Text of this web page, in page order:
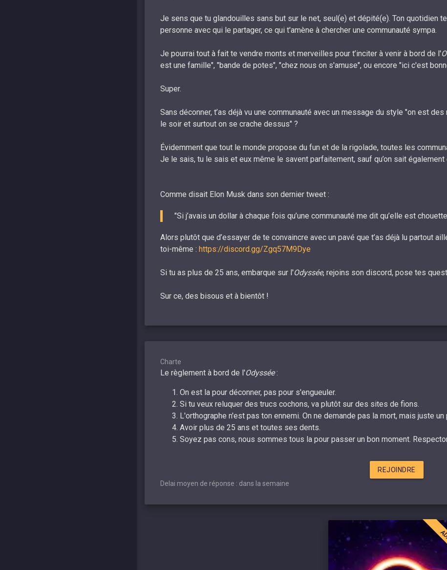
Je sens que tu glandouilles sans but sur le net, seul(e) et dépité(e). Ton quotidien
personne avec qui le partager, ce qui t'amène à chercher une communauté sympa.
Je pourrai tout à fait te vendre monts et merveilles pour t’inciter à venir à bord de l'
est une famille", "bande de potes", "chez nous on s'amuse", ou encore "ici c'est
Super.
Sans déconner, t’as déjà vu une communauté avec un message du style "on est
le soir et surtout on se crache dessus" ?
Évidemment que tout le monde propose du fun et de la rigolade, toutes les
Je le sais, tu le sais et eux même le savent parfaitement, sauf qu’on sait
Comme disait Elon Musk dans son dernier tweet :
"Si j’avais un dollar à chaque fois qu’une communauté me dit qu’elle est
Alors plutôt que d’essayer de te convaincre avec un pavé que t’as déjà lu partout
toi-même : https://discord.gg/Zgq57M9Dye
Si tu as plus de 25 ans, embarque sur l'Odyssée, rejoins son discord, pose tes
Sur ce, des bisous et à bientôt !
Charte
Le règlement à bord de l'Odyssée:
On est la pour déconner, pas pour s'engueuler.
Si tu veux reluquer des trucs cochons, va plutôt sur des sites de fions.
L'orthographe n'est pas ton ennemi. On ne demande pas la mort, mais juste
Avoir plus de 25 ans et toutes ses dents.
Soyez pas cons, nous sommes tous la pour passer un bon moment.
REJOINDRE
Delai moyen de réponse : dans la semaine